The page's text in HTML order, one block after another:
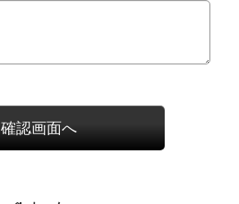
確認画面へ